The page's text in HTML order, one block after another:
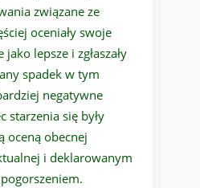
związane ze
oceniały swoje
lepsze i zgłaszały
spadek w tym
negatywne
starzenia się były
oceną obecnej
i deklarowanym